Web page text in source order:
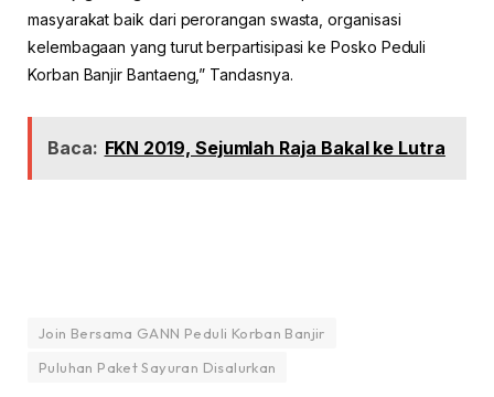
masyarakat baik dari perorangan swasta, organisasi
kelembagaan yang turut berpartisipasi ke Posko Peduli
Korban Banjir Bantaeng,” Tandasnya.
Baca: FKN 2019, Sejumlah Raja Bakal ke Lutra
Join Bersama GANN Peduli Korban Banjir
Puluhan Paket Sayuran Disalurkan